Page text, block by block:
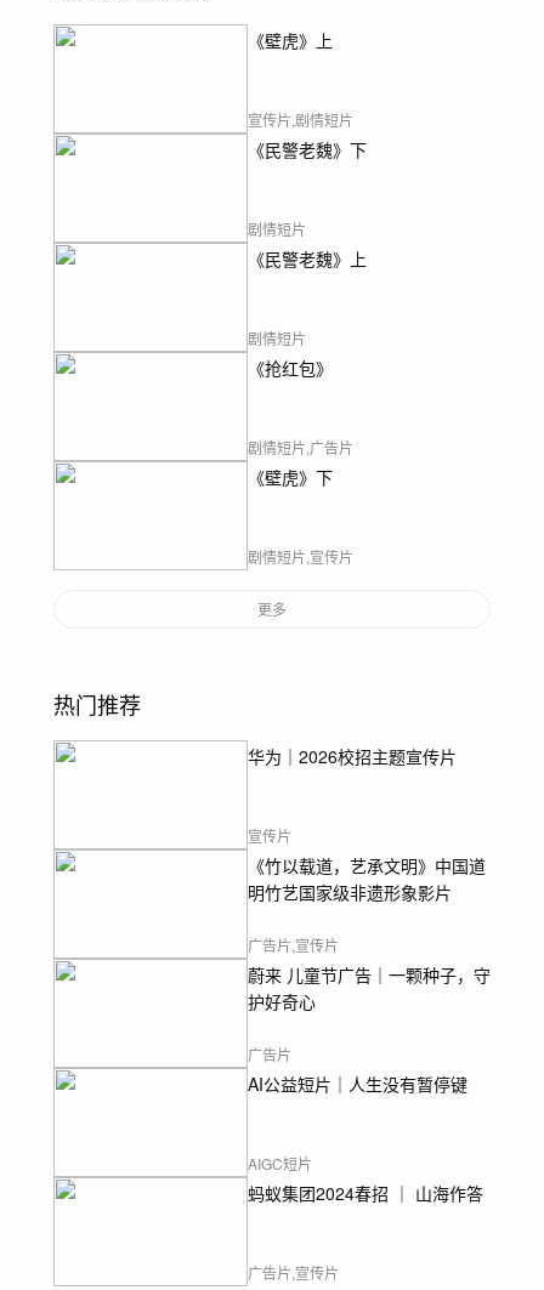
《壁虎》上
宣传片,剧情短片
《民警老魏》下
剧情短片
《民警老魏》上
剧情短片
《抢红包》
剧情短片,广告片
《壁虎》下
剧情短片,宣传片
更多
热门推荐
华为｜2026校招主题宣传片
宣传片
《竹以载道，艺承文明》中国道
明竹艺国家级非遗形象影片
广告片,宣传片
蔚来 儿童节广告｜一颗种子，守
护好奇心
广告片
AI公益短片｜人生没有暂停键
AIGC短片
蚂蚁集团2024春招 ｜ 山海作答
广告片,宣传片